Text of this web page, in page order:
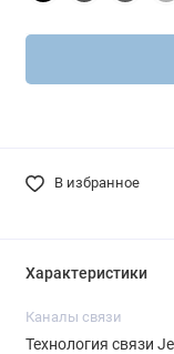
В избранное
Характеристики
Каналы связи
Технология связи